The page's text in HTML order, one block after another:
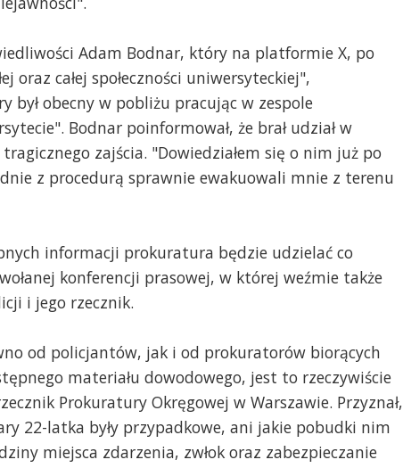
Adam Bodnar, który na platformie X, po
oraz całej społeczności uniwersyteckiej",
był obecny w pobliżu pracując w zespole
Bodnar poinformował, że brał udział w
zajścia. "Dowiedziałem się o nim już po
z procedurą sprawnie ewakuowali mnie z terenu
informacji prokuratura będzie udzielać co
konferencji prasowej, w której weźmie także
i jego rzecznik.
od policjantów, jak i od prokuratorów biorących
materiału dowodowego, jest to rzeczywiście
Prokuratury Okręgowej w Warszawie. Przyznał,
22-latka były przypadkowe, ani jakie pobudki nim
miejsca zdarzenia, zwłok oraz zabezpieczanie